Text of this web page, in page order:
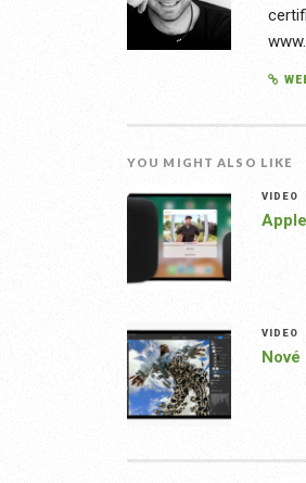
YOU MIGHT ALSO LIKE
VIDEO
VIDEO
Nové